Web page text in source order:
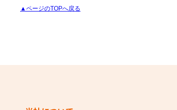
▲ページのTOPへ戻る